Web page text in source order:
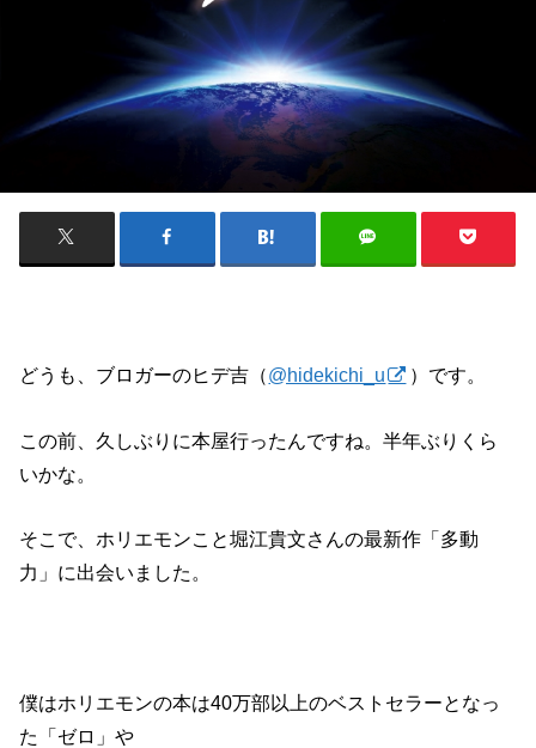
どうも、ブロガーのヒデ吉（@hidekichi_u ）です。
この前、久しぶりに本屋行ったんですね。半年ぶりくら
いかな。
そこで、ホリエモンこと堀江貴文さんの最新作「多動
力」に出会いました。
僕はホリエモンの本は40万部以上のベストセラーとなっ
た「ゼロ」や